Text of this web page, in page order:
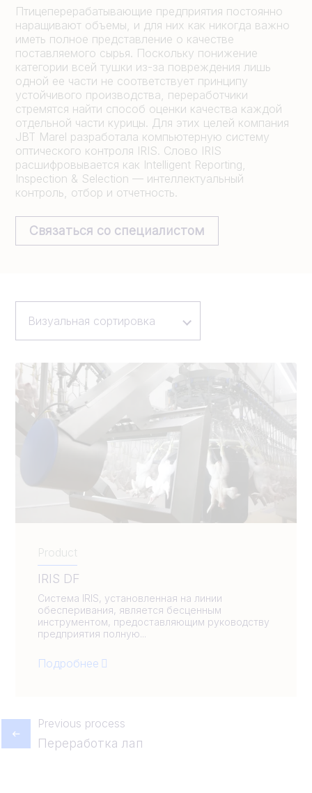
Птицеперерабатывающие предприятия постоянно
наращивают объемы, и для них как никогда важно
иметь полное представление о качестве
поставляемого сырья. Поскольку понижение
категории всей тушки из-за повреждения лишь
одной ее части не соответствует принципу
устойчивого производства, переработчики
стремятся найти способ оценки качества каждой
отдельной части курицы. Для этих целей компания
JBT Marel разработала компьютерную систему
оптического контроля IRIS. Слово IRIS
расшифровывается как Intelligent Reporting,
Inspection & Selection — интеллектуальный
контроль, отбор и отчетность.
Связаться со специалистом
Визуальная сортировка
Product
IRIS DF
Система IRIS, установленная на линии
обесперивания, является бесценным
инструментом, предоставляющим руководству
предприятия полную...
Подробнее
Previous process
Переработка лап